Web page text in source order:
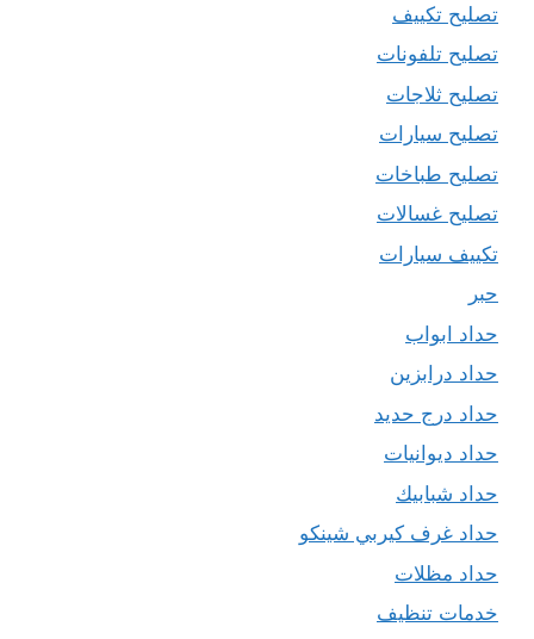
تصليح تكييف
تصليح تلفونات
تصليح ثلاجات
تصليح سيارات
تصليح طباخات
تصليح غسالات
تكييف سيارات
حبر
حداد ابواب
حداد درابزين
حداد درج حديد
حداد ديوانيات
حداد شبابيك
حداد غرف كيربي شينكو
حداد مظلات
خدمات تنظيف